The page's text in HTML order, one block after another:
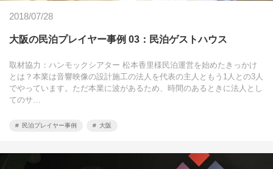
2018/07/28
大阪の民泊プレイヤー事例 03：民泊ゲストハウス
取材協力：ハンモックシアター 松本香里様民泊運営を始めたきっかけ
とは？本業は音響映像の設計施工の法人を代表の主人ともう1人との3人
でやっています。ただ本業に波があるため、時間のあるときに法人とし
てのサ…
民泊プレイヤー事例 大阪